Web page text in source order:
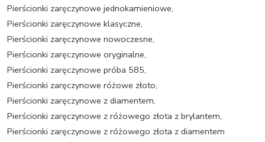
Pierścionki zaręczynowe jednokamieniowe,
Pierścionki zaręczynowe klasyczne,
Pierścionki zaręczynowe nowoczesne,
Pierścionki zaręczynowe oryginalne,
Pierścionki zaręczynowe próba 585,
Pierścionki zaręczynowe różowe złoto,
Pierścionki zaręczynowe z diamentem,
Pierścionki zaręczynowe z różowego złota z brylantem,
Pierścionki zaręczynowe z różowego złota z diamentem